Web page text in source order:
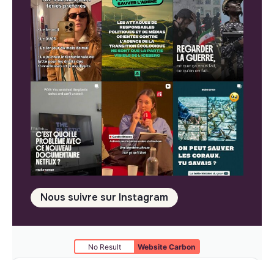
Nous suivre sur Instagram
No Result Website Carbon